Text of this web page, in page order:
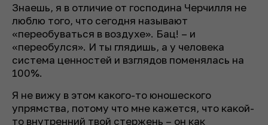
Знаешь, я в отличие от господина Черчилля не
люблю того, что сегодня называют
«переобуваться в воздухе». Бац! – и
«переобулся». И ты глядишь, а у человека
система ценностей и взглядов поменялась на
100%.
Я не вижу в этом какого-то юношеского
упрямства, потому что мне кажется, что какой-
то внутренний твой стержень – он как